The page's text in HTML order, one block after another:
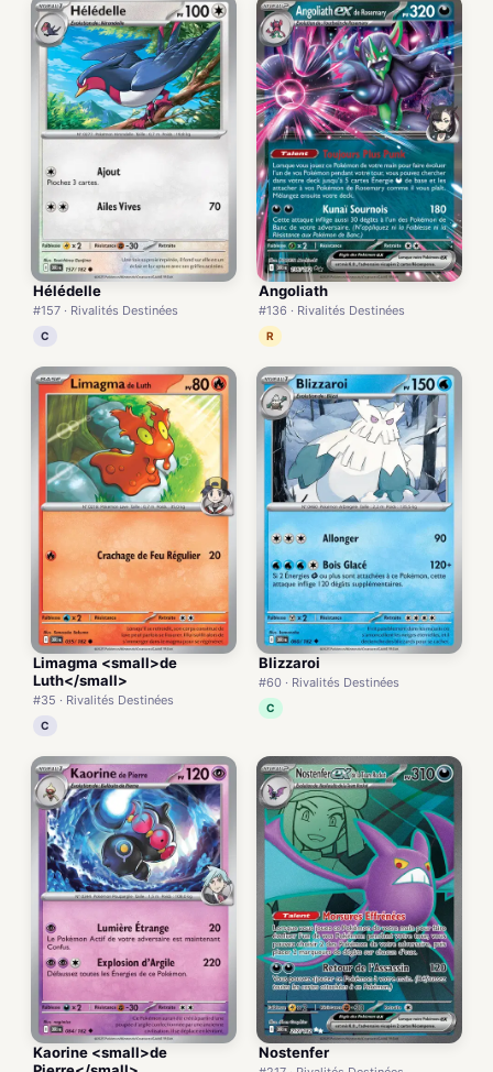
Hélédelle
#157 · Rivalités Destinées
C
Angoliath
#136 · Rivalités Destinées
R
Limagma <small>de
Luth</small>
#35 · Rivalités Destinées
C
Blizzaroi
#60 · Rivalités Destinées
C
Kaorine <small>de
Nostenfer